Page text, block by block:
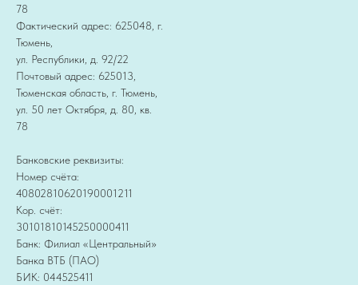
78
Фактический адрес: 625048, г.
Тюмень,
ул. Республики, д. 92/22
Почтовый адрес: 625013,
Тюменская область, г. Тюмень,
ул. 50 лет Октября, д. 80, кв.
78
Банковские реквизиты:
Номер счёта:
40802810620190001211
Кор. счёт:
30101810145250000411
Банк: Филиал «Центральный»
Банка ВТБ (ПАО)
БИК: 044525411